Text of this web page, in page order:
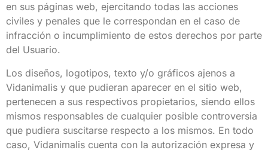
en sus páginas web, ejercitando todas las acciones
civiles y penales que le correspondan en el caso de
infracción o incumplimiento de estos derechos por parte
del Usuario.
Los diseños, logotipos, texto y/o gráficos ajenos a
Vidanimalis y que pudieran aparecer en el sitio web,
pertenecen a sus respectivos propietarios, siendo ellos
mismos responsables de cualquier posible controversia
que pudiera suscitarse respecto a los mismos. En todo
caso, Vidanimalis cuenta con la autorización expresa y